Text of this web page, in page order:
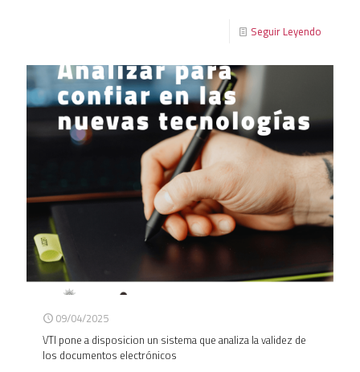
Seguir Leyendo
09/04/2025
VTI pone a disposicion un sistema que analiza la validez de
los documentos electrónicos